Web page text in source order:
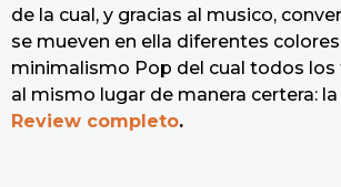
de la cual, y gracias al musico,
se mueven en ella diferentes
minimalismo Pop del cual todos
al mismo lugar de manera certera:
Review completo.